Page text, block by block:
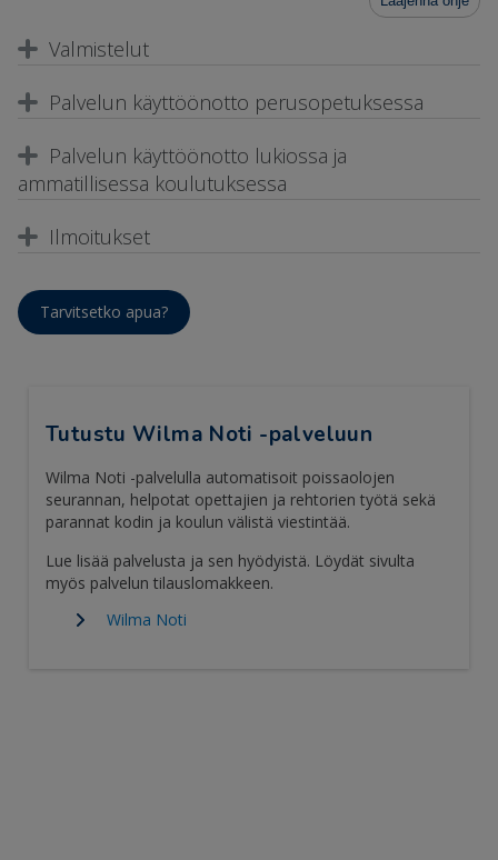
Valmistelut
Palvelun käyttöönotto perusopetuksessa
Palvelun käyttöönotto lukiossa ja
ammatillisessa koulutuksessa
Ilmoitukset
Tarvitsetko apua?
Tutustu Wilma Noti -palveluun
Wilma Noti -palvelulla automatisoit poissaolojen
seurannan, helpotat opettajien ja rehtorien työtä sekä
parannat kodin ja koulun välistä viestintää.
Lue lisää palvelusta ja sen hyödyistä. Löydät sivulta
myös palvelun tilauslomakkeen.
Wilma Noti